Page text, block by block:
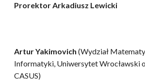
Prorektor Arkadiusz Lewicki
Artur Yakimovich (Wydział
Informatyki, Uniwersytet Wrocławski
CASUS)